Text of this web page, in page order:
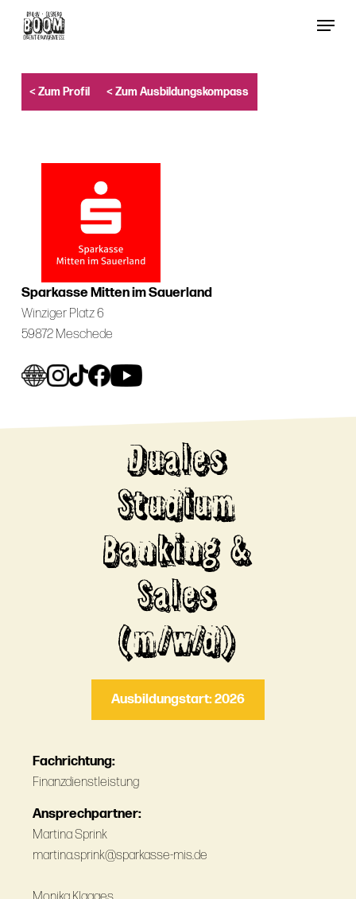
content
Menu
< Zum Profil < Zum Ausbildungskompass
Sparkasse Mitten im Sauerland
Winziger Platz 6
59872 Meschede
Duales
Studium
Banking &
Sales
(m/w/d)
Ausbildungstart: 2026
Fachrichtung:
Finanzdienstleistung
Ansprechpartner:
Martina Sprink
martina.sprink@sparkasse-mis.de